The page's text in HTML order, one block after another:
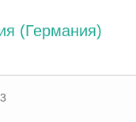
(Германия)